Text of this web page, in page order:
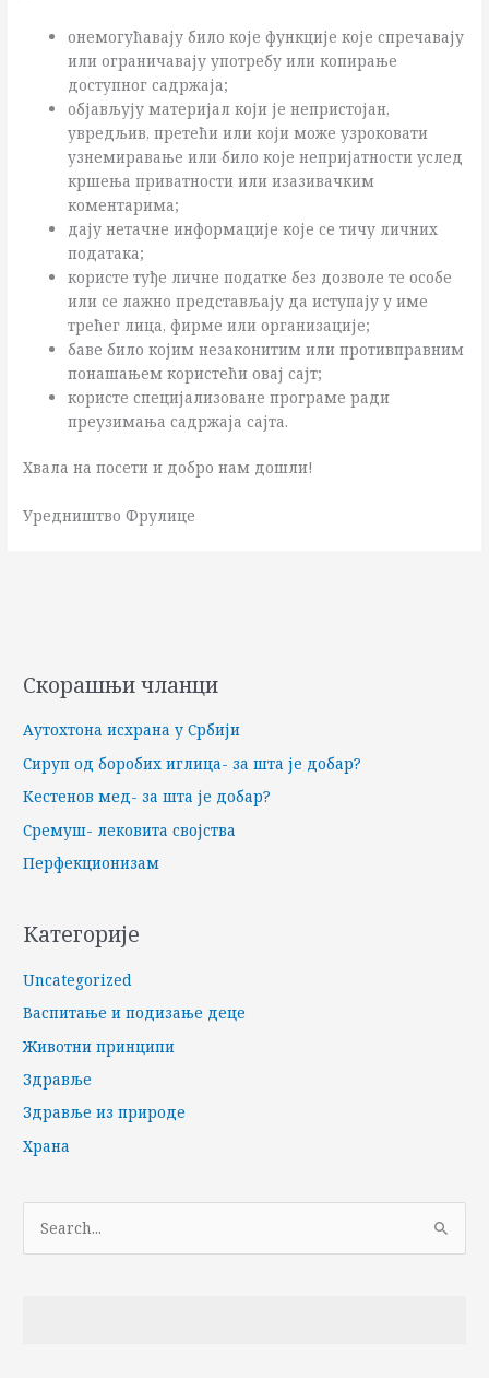
онемогућавају било које функције које спречавају
или ограничавају употребу или копирање
доступног садржаја;
објављују материјал који је непристојан,
увредљив, претећи или који може узроковати
узнемиравање или било које непријатности услед
кршења приватности или изазивачким
коментарима;
дају нетачне информације које се тичу личних
података;
користе туђе личне податке без дозволе те особе
или се лажно представљају да иступају у име
трећег лица, фирме или организације;
баве било којим незаконитим или противправним
понашањем користећи овај сајт;
користе специјализоване програме ради
преузимања садржаја сајта.
Хвала на посети и добро нам дошли!
Уредништво Фрулице
Скорашњи чланци
Аутохтона исхрана у Србији
Сируп од боробих иглица- за шта је добар?
Кестенов мед- за шта је добар?
Сремуш- лековита својства
Перфекционизам
Категорије
Uncategorized
Васпитање и подизање деце
Животни принципи
Здравље
Здравље из природе
Храна
р